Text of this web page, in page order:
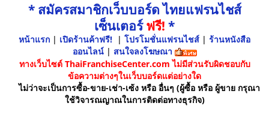
* สมัครสมาชิกเว็บบอร์ด ไทยแฟรนไชส์
เซ็นเตอร์ฟรี! *
หน้าแรก | เปิดร้านค้าฟรี! | โปรโมชั่นแฟรนไชส์ | ร้านหนังสือ
ออนไลน์ | สนใจลงโฆษณา
ทางเว็บไซต์ ThaiFranchiseCenter.com ไม่มีส่วนรับผิดชอบกับ
ข้อความต่างๆในเว็บบอร์ดแต่อย่างใด
ไม่ว่าจะเป็นการซื้อ-ขาย-เช่า-เซ้ง หรือ อื่นๆ (ผู้ซื้อ หรือ ผู้ขาย กรุณา
ใช้วิจารณญาณในการติดต่อทางธุรกิจ)